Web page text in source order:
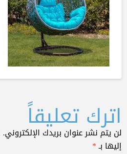
اترك تعليقاً
لن يتم نشر عنوان بريدك الإلكتروني.
إليها بـ*